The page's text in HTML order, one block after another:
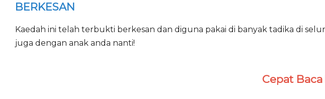
BERKESAN
Kaedah ini telah terbukti berkesan dan diguna pakai di banyak tadika di
juga dengan anak anda nanti!
Cepat